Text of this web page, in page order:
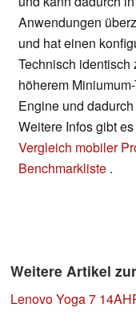
Anwendungen
und hat einen
Technisch identisch
höherem
Engine und
Weitere Infos gibt
Vergleich mobiler
Benchmarkliste .
Weitere Artikel
Lenovo Yoga 7